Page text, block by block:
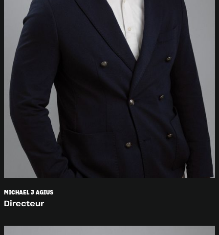
MICHAEL J AGIUS
Directeur